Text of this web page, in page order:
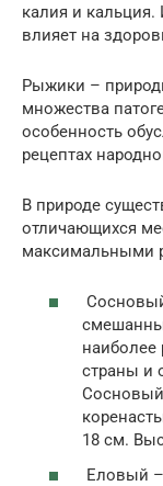
калия и кальция.
влияет на
Рыжики –
множества
особенность
рецептах
В природе
отличающихся
максимальными
наиболее
страны и
18 см.
Еловый –